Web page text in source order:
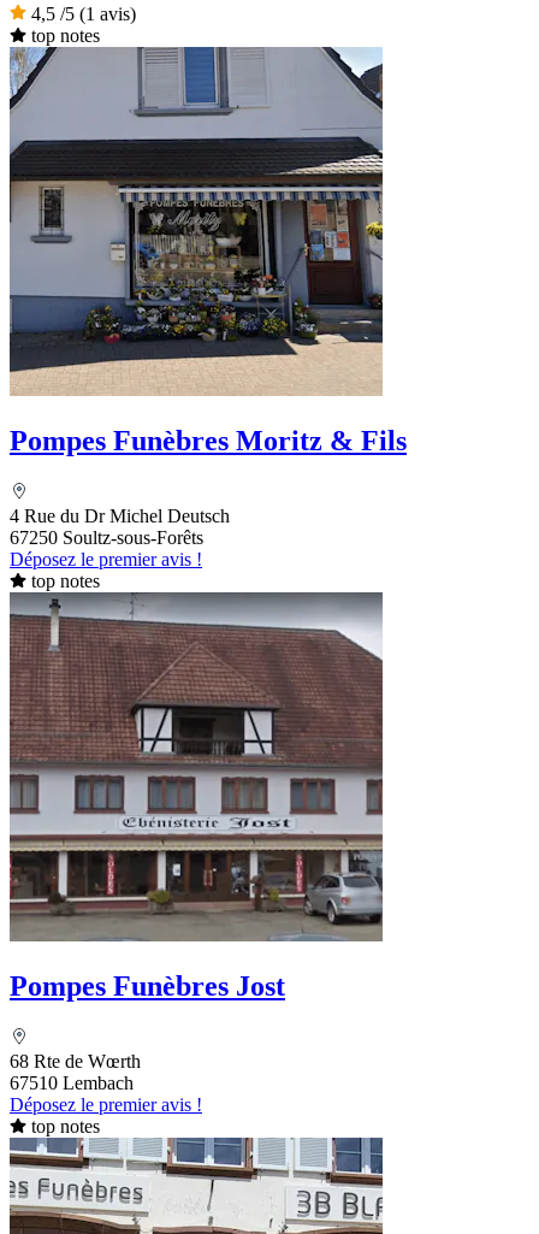
4,5 /5 (1 avis)
top notes
Pompes Funèbres Moritz & Fils
4 Rue du Dr Michel Deutsch
67250 Soultz-sous-Forêts
Déposez le premier avis !
top notes
Pompes Funèbres Jost
68 Rte de Wœrth
67510 Lembach
Déposez le premier avis !
top notes